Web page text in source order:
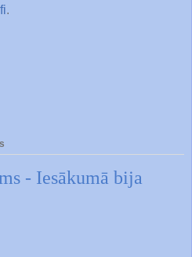
.
- Iesākumā bija